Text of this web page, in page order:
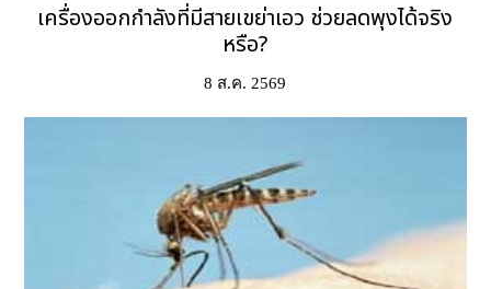
เครื่องออกกำลังที่มีสายเขย่าเอว ช่วยลดพุงได้จริง
หรือ?
8 ส.ค. 2569